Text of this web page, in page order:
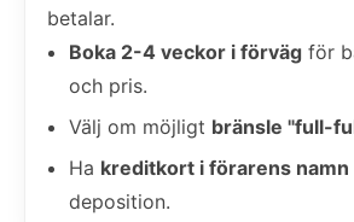
betalar.
Boka 2-4 veckor i förväg för
och pris.
Välj om möjligt bränsle "full-
Ha kreditkort i förarens namn
deposition.